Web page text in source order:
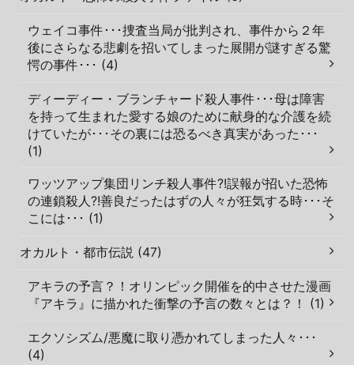
ウェイコ事件･･･捜査当局が批判され、事件から２年
後にさらなる悲劇を招いてしまった展開が謎すぎる驚
愕の事件･･･ (4)
ディーディー・ブランチャード殺人事件･･･母は障害
を持って生まれた愛する娘のために献身的な介護を続
けていたが･･･その裏には恐るべき真実があった･･･
(1)
ワッツアップ集団リンチ殺人事件?!誤報が招いた恐怖
の連鎖殺人?!善良だったはずの人々が狂気する時･･･そ
こには･･･ (1)
オカルト・都市伝説 (47)
アキラの予言？！オリンピック開催を的中させた漫画
『アキラ』に描かれた衝撃の予言の数々とは？！ (1)
エクソシズム/悪魔に取り憑かれてしまった人々･･･
(4)